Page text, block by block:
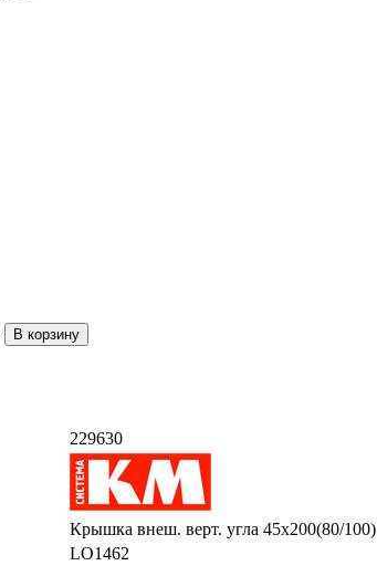
В корзину
229630
Крышка внеш. верт. угла 45х200(80/100)
LO1462